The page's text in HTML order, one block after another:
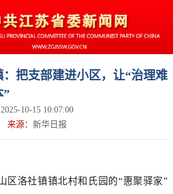
把支部建进小区，让“治理难
”
2025-10-15 10:07:00
来源： 新华日报
区洛社镇镇北村和氏园的“惠聚驿家”